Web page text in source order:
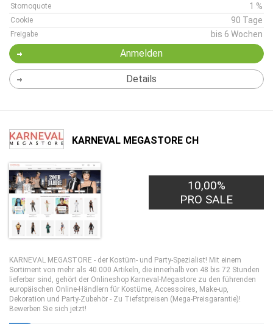
Stornoquote 1 %
Cookie 90 Tage
Freigabe bis 6 Wochen
Anmelden
Details
KARNEVAL MEGASTORE CH
10,00%
PRO SALE
KARNEVAL MEGASTORE - der Kostüm- und Party-Spezialist! Mit einem
Sortiment von mehr als 40.000 Artikeln, die innerhalb von 48 bis 72 Stunden
lieferbar sind, gehört der Onlineshop Karneval-Megastore zu den führenden
europäischen Online-Händlern für Kostüme, Accessoires, Make-up,
Dekoration und Party-Zubehör - Zu Tiefstpreisen (Mega-Preisgarantie)!
Bewerben Sie sich jetzt!